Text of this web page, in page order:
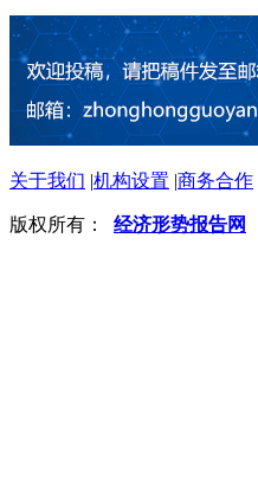
关于我们 |机构设置 |商务合作
版权所有： 经济形势报告网